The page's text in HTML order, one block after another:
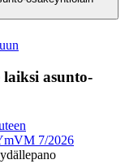
laiksi asunto-
7/2026